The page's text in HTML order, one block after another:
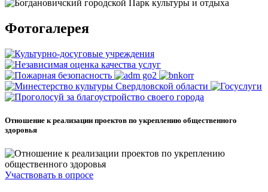
Фотогалерея
Отношение к реализации проектов по укреплению общественного
здоровья
Участвовать в опросе